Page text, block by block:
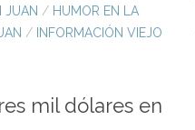
JUAN / HUMOR EN LA
/ INFORMACIÓN VIEJO
mil dólares en